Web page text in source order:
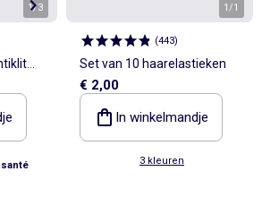
1/3 1 /1
(443)
Set van 10 haarelastieken
€ 2,00
In winkelmandje
3 kleuren